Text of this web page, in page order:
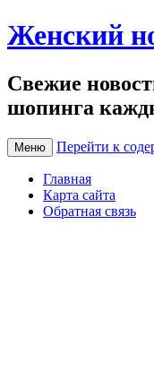
Женский
Свежие
шопинга
Меню Перейти к
Главная
Карта сайта
Обратная связь